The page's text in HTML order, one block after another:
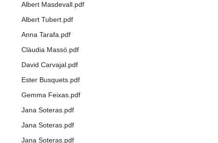
Albert Masdevall.pdf
Albert Tubert.pdf
Anna Tarafa.pdf
Clàudia Massó.pdf
David Carvajal.pdf
Ester Busquets.pdf
Gemma Feixas.pdf
Jana Soteras.pdf
Jana Soteras.pdf
Jana Soteras.pdf